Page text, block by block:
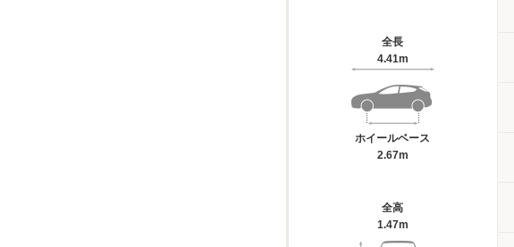
全長
4.41m
ホイールベース
2.67m
全高
1.47m